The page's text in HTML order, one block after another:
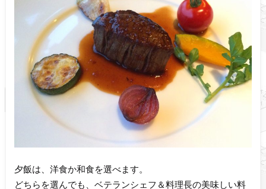
夕飯は、洋食か和食を選べます。
どちらを選んでも、ベテランシェフ＆料理長の美味しい料